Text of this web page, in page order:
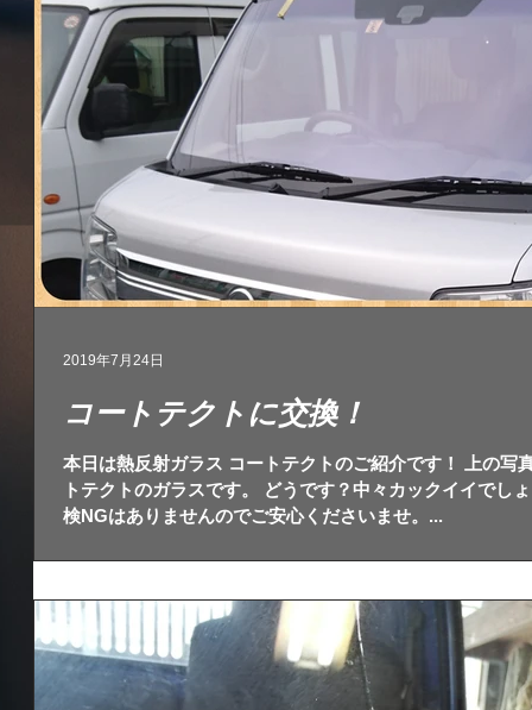
コートテクトに交換！
本日は熱反射ガラス コートテクトのご紹介です！ 上の写真が純正ガラス、下の写真が交換したコー
トテクトのガラスです。 どうです？中々カックイイでし
検NGはありませんのでご安心くださいませ。...
2019年7月24日